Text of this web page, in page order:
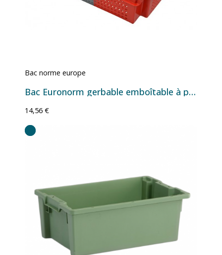
Bac norme europe
Bac Euronorm gerbable emboîtable à parois et fond ajourés - gris/rouge - 32 L - 600×400×200 mm
14,56 €